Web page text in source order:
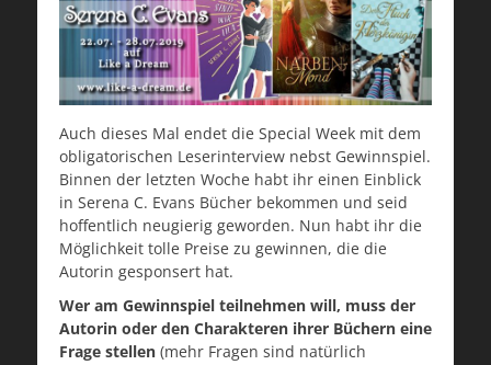
Auch dieses Mal endet die Special Week mit dem
obligatorischen Leserinterview nebst Gewinnspiel.
Binnen der letzten Woche habt ihr einen Einblick
in Serena C. Evans Bücher bekommen und seid
hoffentlich neugierig geworden. Nun habt ihr die
Möglichkeit tolle Preise zu gewinnen, die die
Autorin gesponsert hat.
Wer am Gewinnspiel teilnehmen will, muss der
Autorin oder den Charakteren ihrer Büchern eine
Frage stellen (mehr Fragen sind natürlich